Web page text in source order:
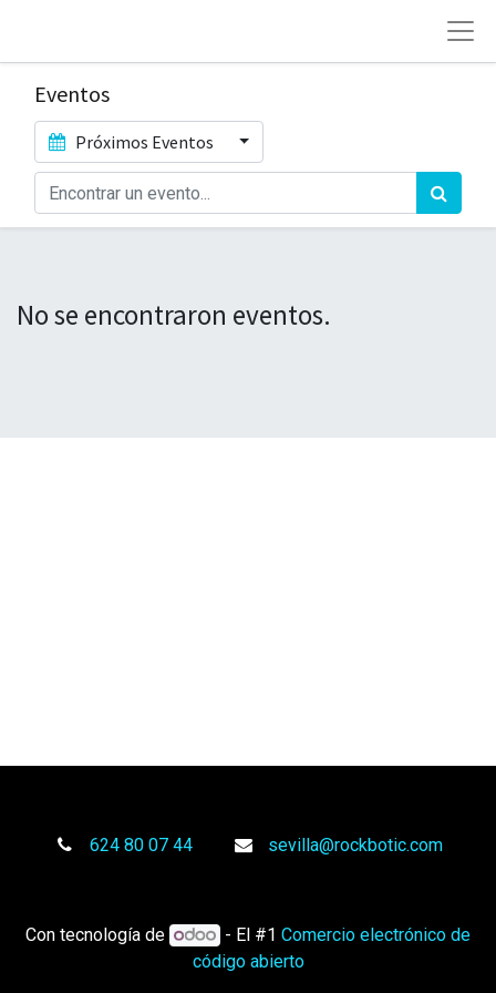
Eventos
Próximos Eventos
No se encontraron eventos.
624 80 07 44 sevilla@rockbotic.com
Con tecnología de - El #1Comercio electrónico de
código abierto